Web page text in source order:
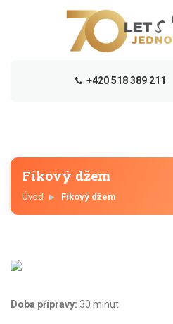
+420 518 389 211
Fíkový džem
Úvod Fíkový džem
Doba přípravy: 30 minut